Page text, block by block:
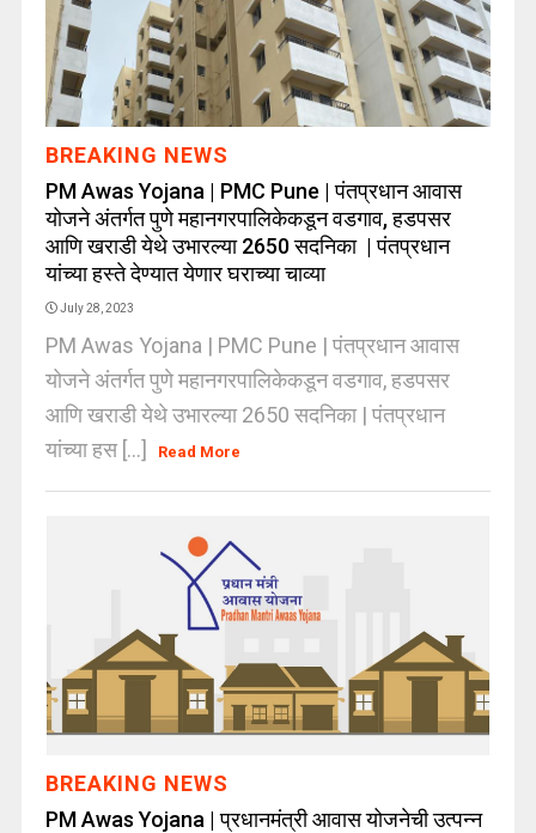
BREAKING NEWS
PM Awas Yojana | PMC Pune | पंतप्रधान आवास
योजने अंतर्गत पुणे महानगरपालिकेकडून वडगाव, हडपसर
आणि खराडी येथे उभारल्या 2650 सदनिका | पंतप्रधान
यांच्या हस्ते देण्यात येणार घराच्या चाव्या
July 28, 2023
PM Awas Yojana | PMC Pune | पंतप्रधान आवास
योजने अंतर्गत पुणे महानगरपालिकेकडून वडगाव, हडपसर
आणि खराडी येथे उभारल्या 2650 सदनिका | पंतप्रधान
यांच्या हस [...]
Read More
BREAKING NEWS
PM Awas Yojana | प्रधानमंत्री आवास योजनेची उत्पन्न